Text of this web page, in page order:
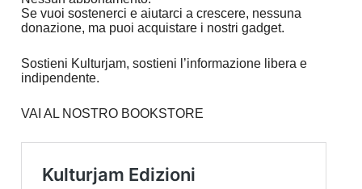
Se vuoi sostenerci e aiutarci a crescere, nessuna
donazione, ma puoi acquistare i nostri gadget.
Sostieni Kulturjam, sostieni l’informazione libera e
indipendente.
VAI AL NOSTRO BOOKSTORE